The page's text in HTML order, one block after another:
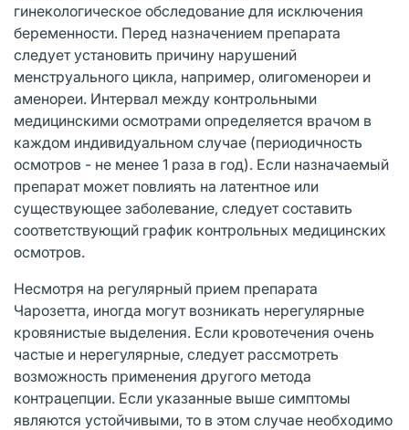
гинекологическое обследование для исключения
беременности. Перед назначением препарата
следует установить причину нарушений
менструального цикла, например, олигоменореи и
аменореи. Интервал между контрольными
медицинскими осмотрами определяется врачом в
каждом индивидуальном случае (периодичность
осмотров - не менее 1 раза в год). Если назначаемый
препарат может повлиять на латентное или
существующее заболевание, следует составить
соответствующий график контрольных медицинских
осмотров.
Несмотря на регулярный прием препарата
Чарозетта, иногда могут возникать нерегулярные
кровянистые выделения. Если кровотечения очень
частые и нерегулярные, следует рассмотреть
возможность применения другого метода
контрацепции. Если указанные выше симптомы
являются устойчивыми, то в этом случае необходимо